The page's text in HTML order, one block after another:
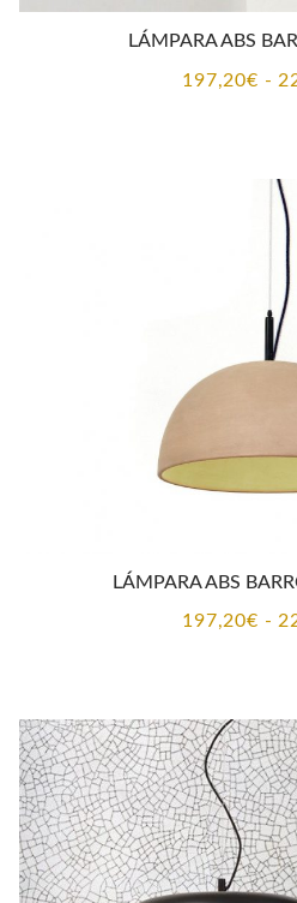
LÁMPARA ABS
197,20€ -
LÁMPARA ABS
197,20€ -